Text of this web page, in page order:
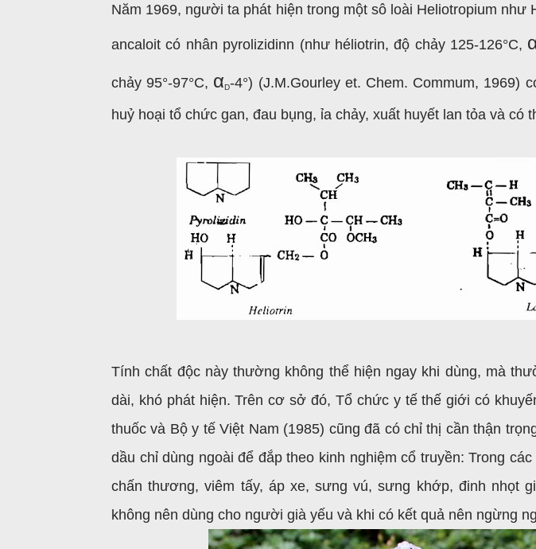
Năm 1969, người ta phát hiện trong một sô loài Heliotropium như
ancaloit có nhân pyrolizidinn (như héliotrin, độ chảy 125-126°C,
chảy 95°-97°C, αD-4°) (J.M.Gourley et. Chem. Commum, 1969)
huỷ hoại tổ chức gan, đau bụng, ỉa chảy, xuất huyết lan tỏa và có
Tính chất độc này thường không thể hiện ngay khi dùng, mà
dài, khó phát hiện. Trên cơ sở đó, Tổ chức y tế thế giới có
thuốc và Bộ y tế Việt Nam (1985) cũng đã có chỉ thị cần thận
dầu chỉ dùng ngoài để đắp theo kinh nghiệm cổ truyền: Trong
chấn thương, viêm tấy, áp xe, sưng vú, sưng khớp, đinh nhọt
không nên dùng cho người già yếu và khi có kết quả nên ngừng